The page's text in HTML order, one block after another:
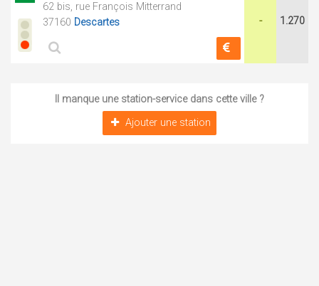
62 bis, rue François Mitterrand
37160 Descartes - 1.270
Il manque une station-service dans cette ville ?
Ajouter une station